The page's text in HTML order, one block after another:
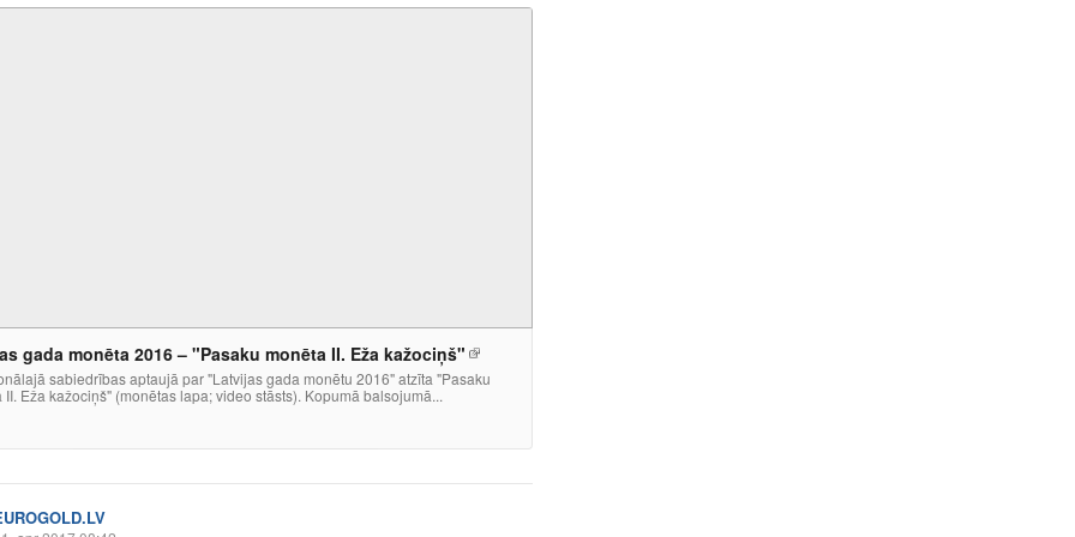
gada monēta 2016 – "Pasaku monēta II. Eža kažociņš"
sabiedrības aptaujā par "Latvijas gada monētu 2016" atzīta "Pasaku
II. Eža kažociņš" (monētas lapa; video stāsts). Kopumā balsojumā...